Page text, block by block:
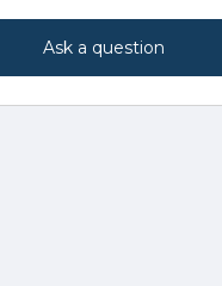
Ask a question